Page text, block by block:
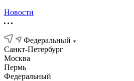
Новости
Федеральный
Санкт-Петербург
Москва
Пермь
Федеральный